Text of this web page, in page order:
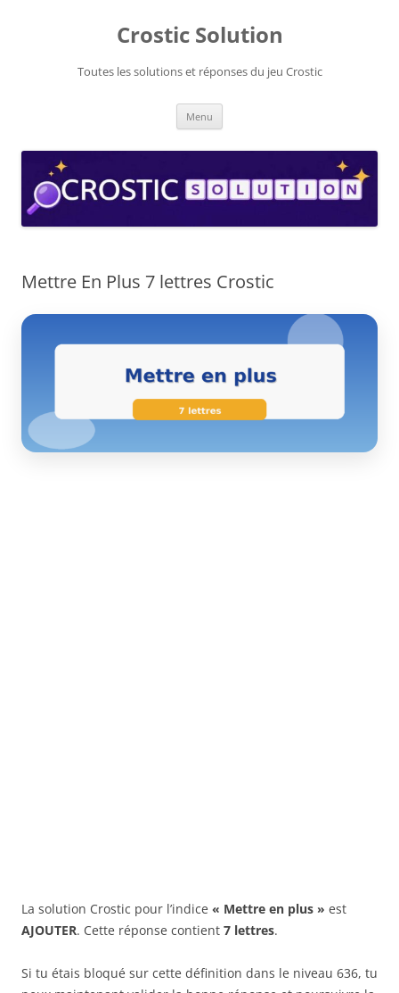
Crostic Solution
Toutes les solutions et réponses du jeu Crostic
Menu
Mettre En Plus 7 lettres Crostic
La solution Crostic pour l’indice « Mettre en plus » est
AJOUTER. Cette réponse contient 7 lettres.
Si tu étais bloqué sur cette définition dans le niveau 636, tu